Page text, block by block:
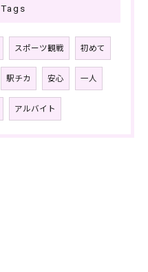
Tags
スポーツ観戦 初めて
駅チカ 安心 一人
アルバイト